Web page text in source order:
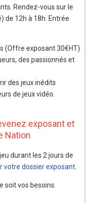
Rendez-vous sur le
de 12h à 18h. Entrée
(Offre exposant 30€HT)
des passionnés et
des jeux inédits
de jeux vidéo.
exposant et
Nation
durant les 2 jours de
votre dossier exposant
soit vos besoins.